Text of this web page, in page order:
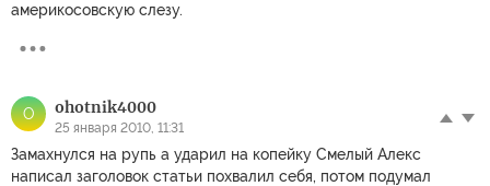
америкосовскую слезу.
O ohotnik4000
25 января 2010, 11:31
Замахнулся на рупь а ударил на копейку Смелый Алекс
написал заголовок статьи похвалил себя, потом подумал